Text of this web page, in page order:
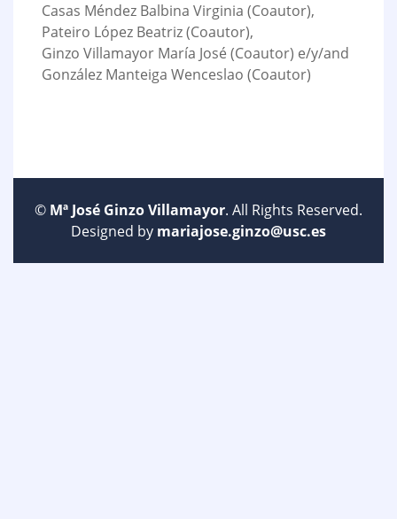
Casas Méndez Balbina Virginia (Coautor),
Pateiro López Beatriz (Coautor),
Ginzo Villamayor María José (Coautor) e/y/and
González Manteiga Wenceslao (Coautor)
© Mª José Ginzo Villamayor. All Rights Reserved.
Designed by mariajose.ginzo@usc.es